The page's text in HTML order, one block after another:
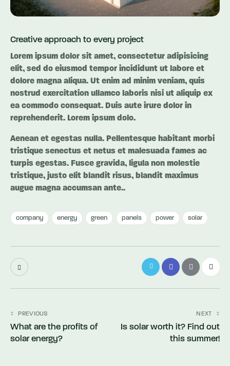
Creative approach to every project
Lorem ipsum dolor sit amet, consectetur adipisicing
elit, sed do eiusmod tempor incididunt ut labore et
dolore magna aliqua. Ut enim ad minim veniam, quis
nostrud exercitation ullamco laboris nisi ut aliquip ex
ea commodo consequat. Duis aute irure dolor in
reprehenderit. Lorem ipsum dolo.
Aenean et egestas nulla. Pellentesque habitant morbi
tristique senectus et netus et malesuada fames ac
turpis egestas. Fusce gravida, ligula non molestie
tristique, justo elit blandit risus, blandit maximus
augue magna accumsan ante..
company energy green panels power solar
Post
navigation
PREVIOUS
What are the profits of
solar energy?
NEXT
Is solar worth it? Find out
this summer!